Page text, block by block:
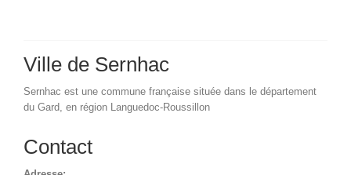
Ville de Sernhac
Sernhac est une commune française située dans le département
du Gard, en région Languedoc-Roussillon
Contact